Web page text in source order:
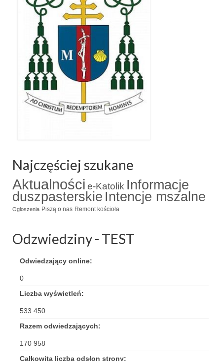
Nasza parafia z lotu ptaka
Stare fotografie
Galerie 2018
Pasterka 2018
100 lecie Niepodległości
Narodowy Dzień Pamięci “Żołnierzy
Wyklętych” 2018
Galerie 2017
Wprowadzenie nowego Proboszcza
Imieniny kapłana
Zaprzyjaźnione strony
Kontakt
POMOC PSYCHOTERAPEUTY
Najczęściej szukane
Aktualności e-Katolik Informacje
duszpasterskie Intencje mszalne
Ogłoszenia Piszą o nas Remont kościoła
Odzwiedziny - TEST
Odwiedzający online:
0
Liczba wyświetleń:
533 450
Razem odwiedzających:
170 958
Całkowita liczba odsłon strony: